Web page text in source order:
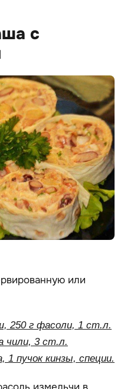
с
или
250 г фасоли, 1 ст.л.
чили, 3 ст.л.
1 пучок кинзы, специи.